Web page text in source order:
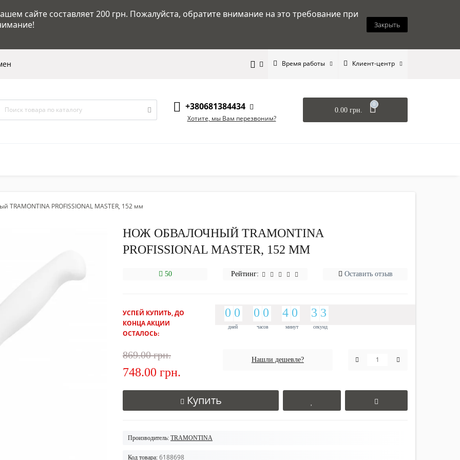
сайте составляет 200 грн. Пожалуйста, обратите внимание на это требование при
Закрыть
Время работы Клиент-центр
+380681384434
Хотите, мы Вам перезвоним?
0.00 грн.
0
TRAMONTINA PROFISSIONAL MASTER, 152 мм
НОЖ ОБВАЛОЧНЫЙ TRAMONTINA
PROFISSIONAL MASTER, 152 ММ
50 Рейтинг: Оставить отзыв
УСПЕЙ КУПИТЬ, ДО
КОНЦА АКЦИИ
ОСТАЛОСЬ:
дней
9
9
0
0 9
9
0
0
часов
9
9
0
0 9
9
0
0
минут
3
3
4
4 9
9
0
0
секунд
2
2
3
3 3
3
2
2
869.00 грн.
748.00 грн.
Нашли дешевле?
Купить
Производитель: TRAMONTINA
Код товара: 6188698